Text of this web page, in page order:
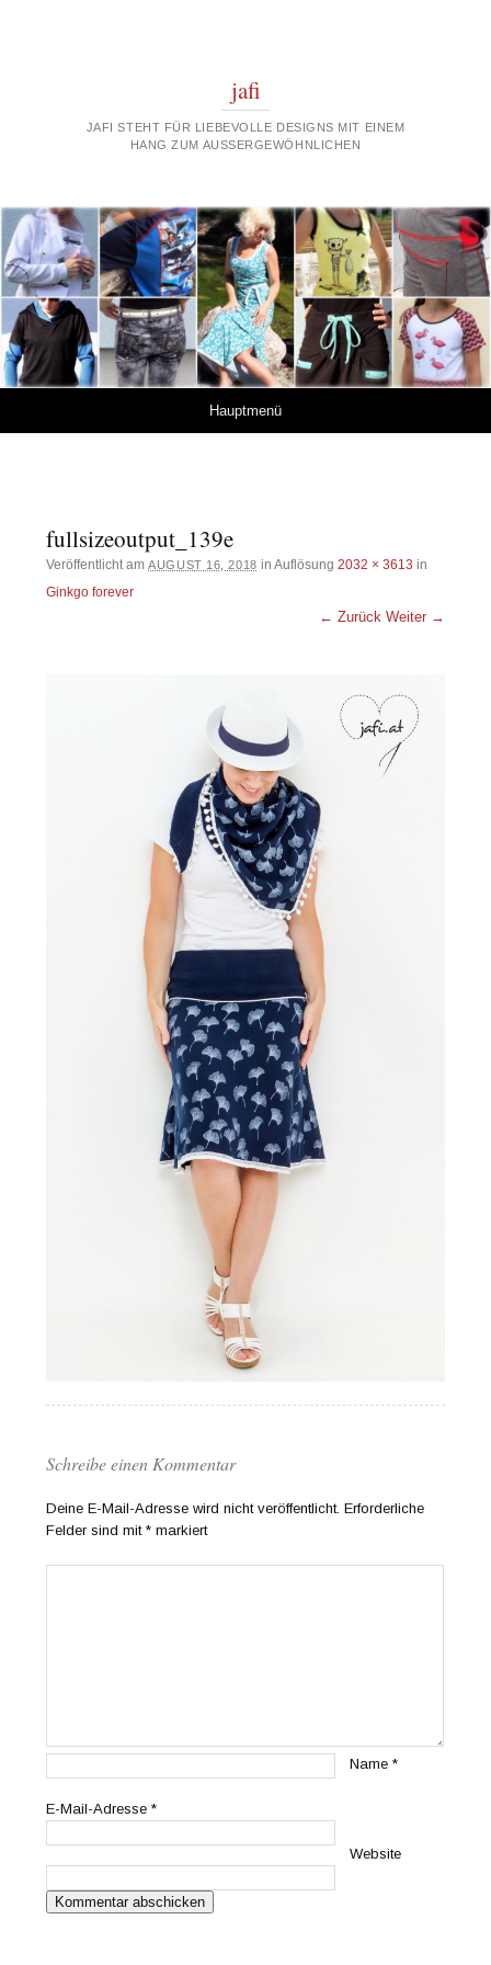
jafi
JAFI STEHT FÜR LIEBEVOLLE DESIGNS MIT EINEM
HANG ZUM AUSSERGEWÖHNLICHEN
Hauptmenü
fullsizeoutput_139e
Veröffentlicht amAUGUST 16, 2018 in Auflösung 2032 × 3613 in
Ginkgo forever
← Zurück Weiter →
Schreibe einen Kommentar
Deine E-Mail-Adresse wird nicht veröffentlicht. Erforderliche
Felder sind mit* markiert
Name*
E-Mail-Adresse*
Website